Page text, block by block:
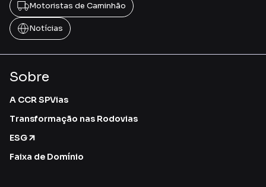
Motoristas de Caminhão
Notícias
Sobre
A CCR SPVias
Transformação nas Rodovias
ESG
Faixa de Domínio